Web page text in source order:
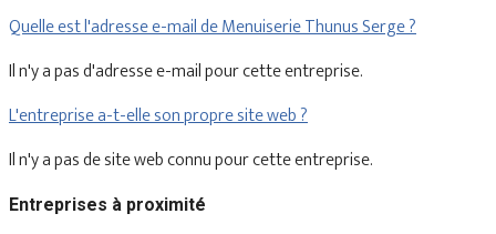
Quelle est l'adresse e-mail de Menuiserie Thunus Serge ?
Il n'y a pas d'adresse e-mail pour cette entreprise.
L'entreprise a-t-elle son propre site web ?
Il n'y a pas de site web connu pour cette entreprise.
Entreprises à proximité